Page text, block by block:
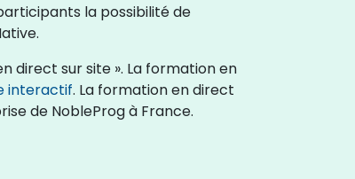
la possibilité de
direct sur site ». La formation en
interactif. La formation en direct
de NobleProg à France.